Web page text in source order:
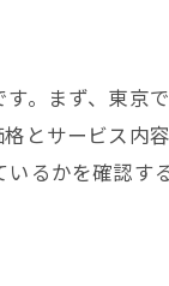
。まず、東京
とサービス内
るかを確認す